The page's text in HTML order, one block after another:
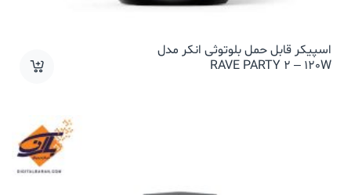
‫اسپیکر قابل حمل بلوتوثی انکر مدل
RAVE PARTY 2 – 120W